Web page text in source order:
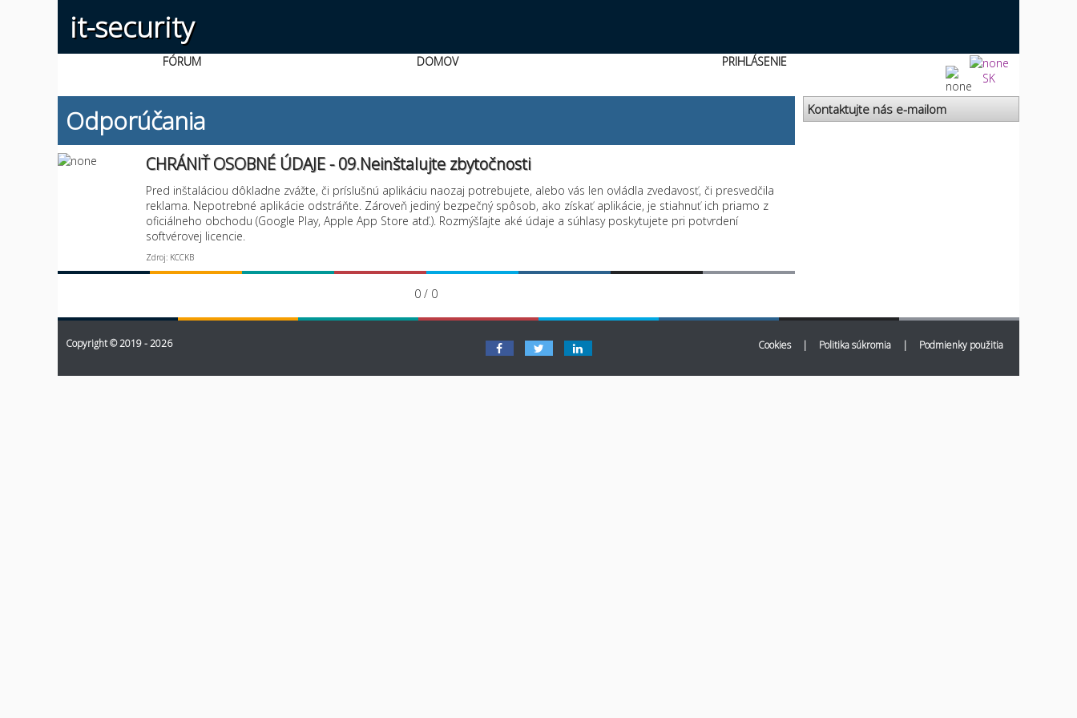
it-security
FÓRUM DOMOV
PRIHLÁSENIE
SK
Odporúčania
CHRÁNIŤ OSOBNÉ ÚDAJE - 09.Neinštalujte zbytočnosti
Pred inštaláciou dôkladne zvážte, či príslušnú aplikáciu naozaj potrebujete, alebo vás len ovládla zvedavosť, či presvedčila
reklama. Nepotrebné aplikácie odstráňte. Zároveň jediný bezpečný spôsob, ako získať aplikácie, je stiahnuť ich priamo z
oficiálneho obchodu (Google Play, Apple App Store atď.). Rozmýšľajte aké údaje a súhlasy poskytujete pri potvrdení
softvérovej licencie.
Zdroj: KCCKB
0 / 0
Kontaktujte nás e-mailom
Copyright © 2019 - 2026 Cookies | Politika súkromia | Podmienky použitia